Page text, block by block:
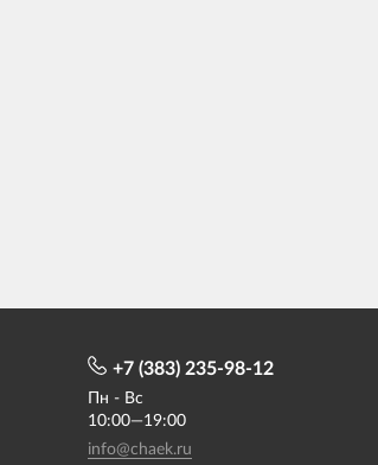
+7 (383) 235-98-12
Пн - Вс
10:00—19:00
info@chaek.ru